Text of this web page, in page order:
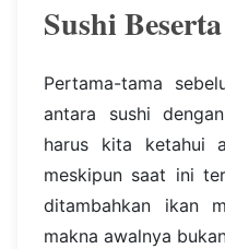
Sushi
Pertama-tama
antara sushi
harus kita ketahui
meskipun saat ini
ditambahkan ikan
makna awalnya